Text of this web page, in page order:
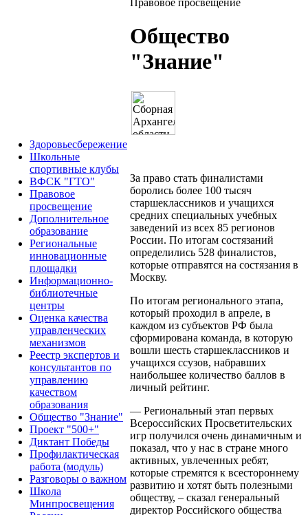
Здоровьесбережение
Школьные
спортивные клубы
ВФСК "ГТО"
Правовое
просвещение
Дополнительное
образование
Региональные
инновационные
площадки
Информационно-
библиотечные
центры
Оценка качества
управленческих
механизмов
Реестр экспертов и
консультантов по
управлению
качеством
образования
Общество "Знание"
Проект "500+"
Диктант Победы
Профилактическая
работа (модуль)
Разговоры о важном
Школа
Минпросвещения
Общество
"Знание"
За право стать финалистами
боролись более 100 тысяч
старшеклассников и учащихся
средних специальных учебных
заведений из всех 85 регионов
России. По итогам состязаний
определились 528 финалистов,
которые отправятся на состязания в
Москву.
По итогам регионального этапа,
который проходил в апреле, в
каждом из субъектов РФ была
сформирована команда, в которую
вошли шесть старшеклассников и
учащихся ссузов, набравших
наибольшее количество баллов в
личный рейтинг.
— Региональный этап первых
Всероссийских Просветительских
игр получился очень динамичным и
показал, что у нас в стране много
активных, увлеченных ребят,
которые стремятся к всестороннему
развитию и хотят быть полезными
обществу, – сказал генеральный
директор Российского общества